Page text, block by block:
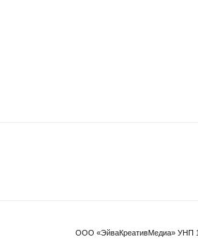
ООО «ЭйваКреативМедиа» УНП